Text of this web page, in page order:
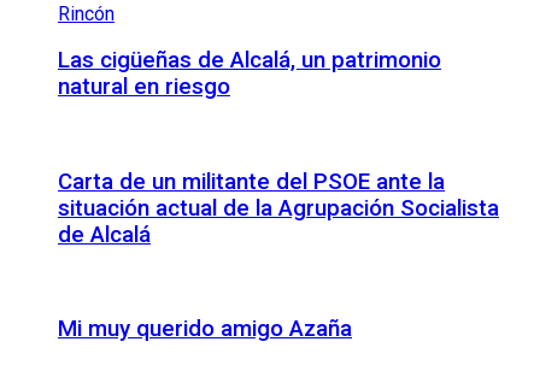
Las cigüeñas de Alcalá, un patrimonio
natural en riesgo
Carta de un militante del PSOE ante la
situación actual de la Agrupación Socialista
de Alcalá
Mi muy querido amigo Azaña